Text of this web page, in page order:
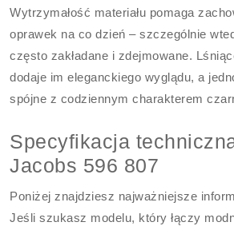
Wytrzymałość materiału pomaga
oprawek na co dzień – szczególnie
często zakładane i zdejmowane.
dodaje im eleganckiego wyglądu, a
spójne z codziennym charakterem
Specyfikacja
Jacobs 596 807
Poniżej znajdziesz najważniejsze
Jeśli szukasz modelu, który łączy